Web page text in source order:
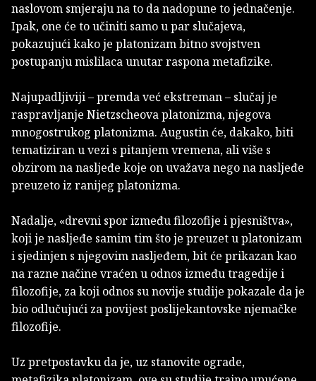
naslovom smjeraju na to da nadopune to jednačenje.
Ipak, one će to učiniti samo u par slučajeva,
pokazujući kako je platonizam bitno svojstven
postupanju mislilaca unutar raspona metafizike.
Najupadljiviji – premda već ekstreman – slučaj je
raspravljanje Nietzscheova platonizma, njegova
mnogostrukog platonizma. Augustin će, dakako, biti
tematiziran u vezi s pitanjem vremena, ali više s
obzirom na nasljeđe koje on uvažava nego na nasljeđe
preuzeto iz ranijeg platonizma.
Nadalje, «drevni spor između filozofije i pjesništva»,
koji je nasljeđe samim tim što je preuzet u platonizam
i sjedinjen s njegovim nasljeđem, bit će prikazan kao
na razne načine vraćen u odnos između tragedije i
filozofije, za koji odnos su novije studije pokazale da je
bio odlučujući za povijest poslijekantovske njemačke
filozofije.
Uz pretpostavku da je, uz stanovite ograde,